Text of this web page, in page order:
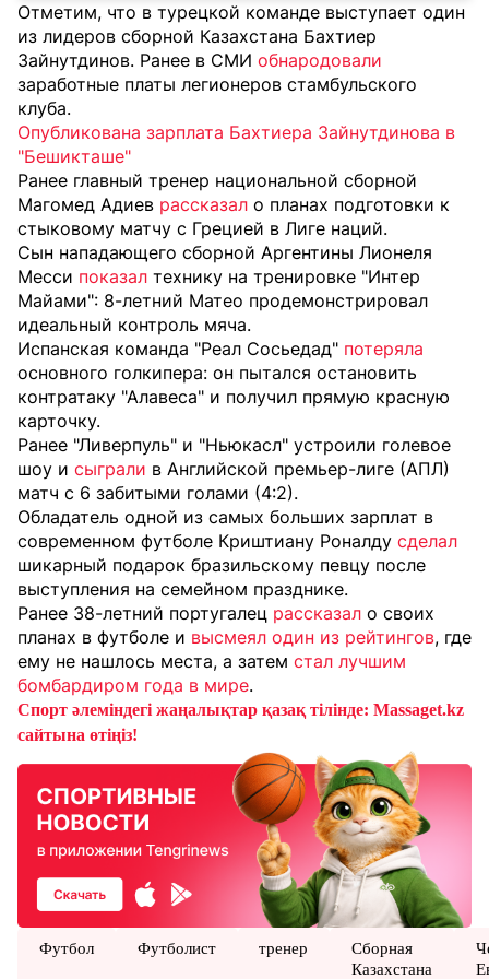
Отметим, что в турецкой команде выступает один
из лидеров сборной Казахстана Бахтиер
Зайнутдинов. Ранее в СМИ обнародовали
заработные платы легионеров стамбульского
клуба.
Опубликована зарплата Бахтиера Зайнутдинова в
"Бешикташе"
Ранее главный тренер национальной сборной
Магомед Адиев рассказал о планах подготовки к
стыковому матчу с Грецией в Лиге наций.
Сын нападающего сборной Аргентины Лионеля
Месси показал технику на тренировке "Интер
Майами": 8-летний Матео продемонстрировал
идеальный контроль мяча.
Испанская команда "Реал Сосьедад" потеряла
основного голкипера: он пытался остановить
контратаку "Алавеса" и получил прямую красную
карточку.
Ранее "Ливерпуль" и "Ньюкасл" устроили голевое
шоу и сыграли в Английской премьер-лиге (АПЛ)
матч с 6 забитыми голами (4:2).
Обладатель одной из самых больших зарплат в
современном футболе Криштиану Роналду сделал
шикарный подарок бразильскому певцу после
выступления на семейном празднике.
Ранее 38-летний португалец рассказал о своих
планах в футболе и высмеял один из рейтингов, где
ему не нашлось места, а затем стал лучшим
бомбардиром года в мире.
Спорт әлеміндегі жаңалықтар қазақ тілінде: Massaget.kz
сайтына өтіңіз!
Футбол Футболист тренер
Сборная
Казахстана